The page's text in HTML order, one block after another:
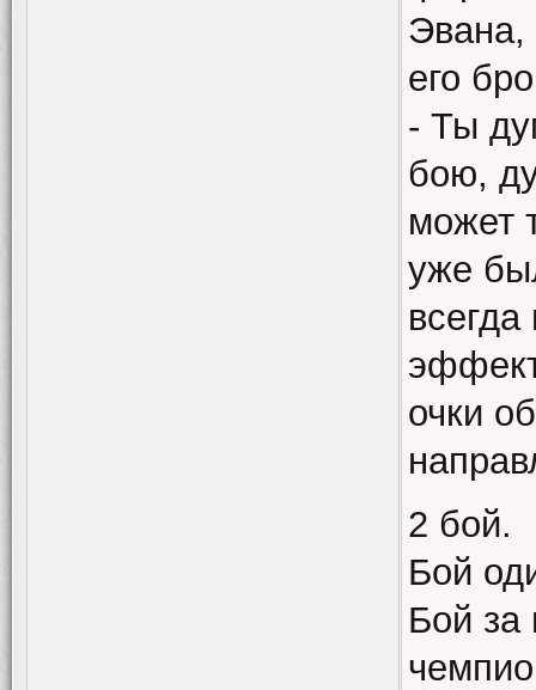
Эвана,
его
- Ты
бою,
может
уже
всегда
очки
2 бой.
Бой
Бой за